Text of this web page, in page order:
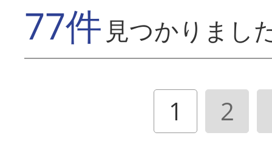
77件 見つかりまし
1 2